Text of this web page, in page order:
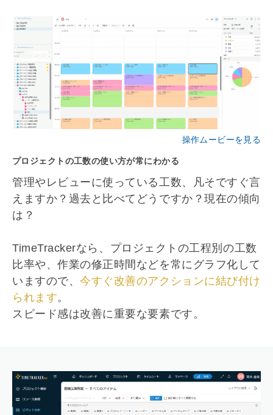
操作ムービーを見る
プロジェクトの工数の使い方が常にわかる
管理やレビューに使っている工数、凡そですぐ言
えますか？過去と比べてどうですか？現在の傾向
は？
TimeTrackerなら、プロジェクトの工程別の工数
比率や、作業の修正時間などを常にグラフ化して
いますので、今すぐ改善のアクションに結び付け
られます。
スピード感は改善に重要な要素です。